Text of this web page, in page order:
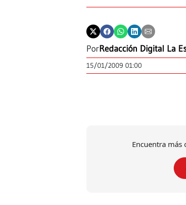
PorRedacción Digital La
15/01/2009 01:00
Encuentra más